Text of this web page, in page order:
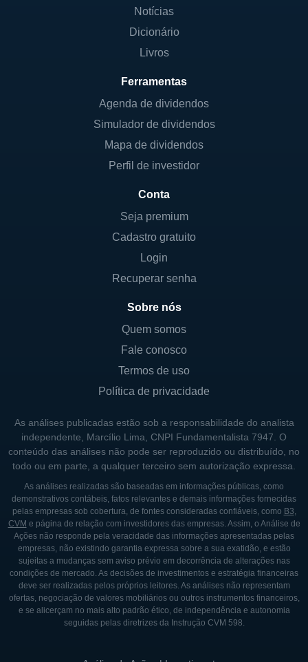
Notícias
Dicionário
Livros
Ferramentas
Agenda de dividendos
Simulador de dividendos
Mapa de dividendos
Perfil de investidor
Conta
Seja premium
Cadastro gratuito
Login
Recuperar senha
Sobre nós
Quem somos
Fale conosco
Termos de uso
Política de privacidade
As análises publicadas estão sob a responsabilidade do analista
independente, Marcílio Lima, CNPI Fundamentalista 7947. O
conteúdo das análises não pode ser reproduzido ou distribuído, no
todo ou em parte, a qualquer terceiro sem autorização expressa.
As análises realizadas são baseadas em informações públicas, como
demonstrativos contábeis, fatos relevantes e demais informações fornecidas
pelas empresas sob cobertura, de fontes consideradas confiáveis, como B3,
CVM e página de relação com investidores das empresas. Assim, o Análise de
Ações não responde pela veracidade das informações apresentadas pelas
empresas, não existindo garantia expressa sobre a sua exatidão, e estão
sujeitas a mudanças sem aviso prévio em decorrência de alterações nas
condições de mercado. As decisões de investimentos e estratégia financeiras
deve ser realizadas pelos próprios leitores. As análises não representam
ofertas, negociação de valores mobiliários ou outros instrumentos financeiros,
e se alicerçam no mais alto padrão ético, de independência e autonomia
seguidas pelas diretrizes da Instrução CVM 598.